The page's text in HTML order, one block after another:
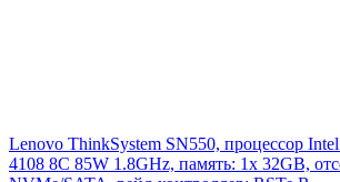
Lenovo ThinkSystem SN550, процессор
4108 8C 85W 1.8GHz, память: 1x 32GB,